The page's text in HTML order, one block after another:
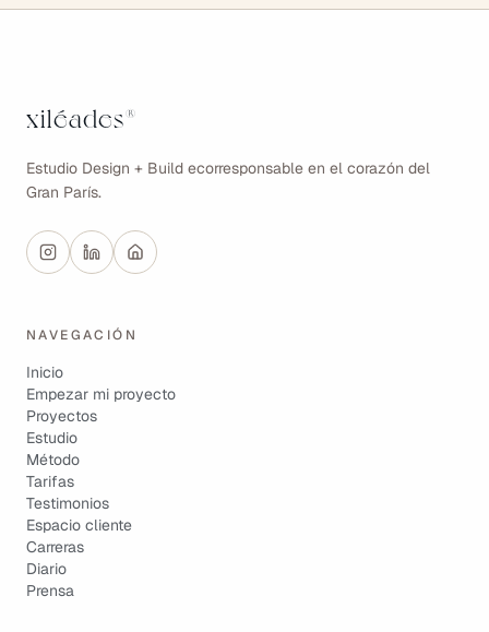
xiléades ®
Estudio Design + Build ecorresponsable en el corazón del
Gran París.
NAVEGACIÓN
Inicio
Empezar mi proyecto
Proyectos
Estudio
Método
Tarifas
Testimonios
Espacio cliente
Carreras
Diario
Prensa